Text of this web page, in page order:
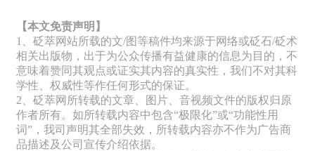
【本文免责声明】
1、砭萃网站所载的文/图等稿件均来源于网络或砭石/砭术
相关出版物，出于为公众传播有益健康的信息为目的，不
意味着赞同其观点或证实其内容的真实性，我们不对其科
学性、权威性等作任何形式的保证。
2、砭萃网所转载的文章、图片、音视频文件的版权归原
作者所有。如所转载内容中包含“极限化”或“功能性用
词”，我司声明其全部失效，所转载内容亦不作为广告商
品描述及公司宣传介绍依据。